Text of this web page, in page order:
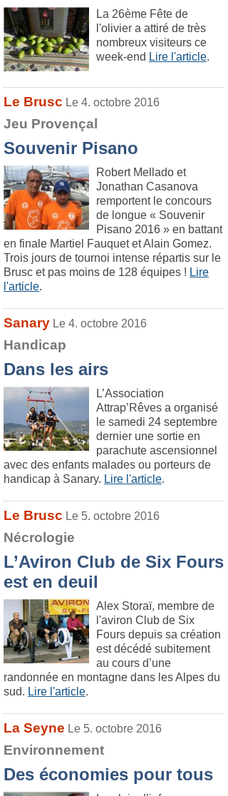
La 26ème Fête de
l'olivier a attiré de très
nombreux visiteurs ce
week-end Lire l'article.
Le Brusc Le 4. octobre 2016
Jeu Provençal
Souvenir Pisano
Robert Mellado et
Jonathan Casanova
remportent le concours
de longue « Souvenir
Pisano 2016 » en battant
en finale Martiel Fauquet et Alain Gomez.
Trois jours de tournoi intense répartis sur le
Brusc et pas moins de 128 équipes ! Lire
l'article.
Sanary Le 4. octobre 2016
Handicap
Dans les airs
L’Association
Attrap’Rêves a organisé
le samedi 24 septembre
dernier une sortie en
parachute ascensionnel
avec des enfants malades ou porteurs de
handicap à Sanary. Lire l'article.
Le Brusc Le 5. octobre 2016
Nécrologie
L’Aviron Club de Six Fours
est en deuil
Alex Storaï, membre de
l'aviron Club de Six
Fours depuis sa création
est décédé subitement
au cours d’une
randonnée en montagne dans les Alpes du
sud. Lire l'article.
La Seyne Le 5. octobre 2016
Environnement
Des économies pour tous